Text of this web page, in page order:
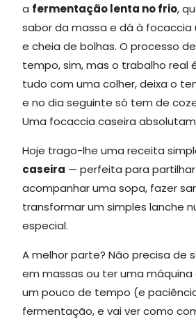
a fermentação lenta no frio,
sabor da massa e dá à focaccia
e cheia de bolhas. O processo
tempo, sim, mas o trabalho real
tudo com uma colher, deixa o
e no dia seguinte só tem de
Uma focaccia caseira
Hoje trago-lhe uma receita
caseira — perfeita para
acompanhar uma sopa, fazer
transformar um simples lanche
especial.
A melhor parte? Não precisa de
em massas ou ter uma
um pouco de tempo (e
fermentação, e vai ver como